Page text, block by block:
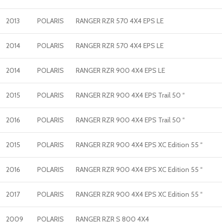
2013 POLARIS RANGER RZR 570 4X4 EPS LE
2014 POLARIS RANGER RZR 570 4X4 EPS LE
2014 POLARIS RANGER RZR 900 4X4 EPS LE
2015 POLARIS RANGER RZR 900 4X4 EPS Trail 50 “
2016 POLARIS RANGER RZR 900 4X4 EPS Trail 50 “
2015 POLARIS RANGER RZR 900 4X4 EPS XC Edition 55 “
2016 POLARIS RANGER RZR 900 4X4 EPS XC Edition 55 “
2017 POLARIS RANGER RZR 900 4X4 EPS XC Edition 55 “
2009 POLARIS RANGER RZR S 800 4X4